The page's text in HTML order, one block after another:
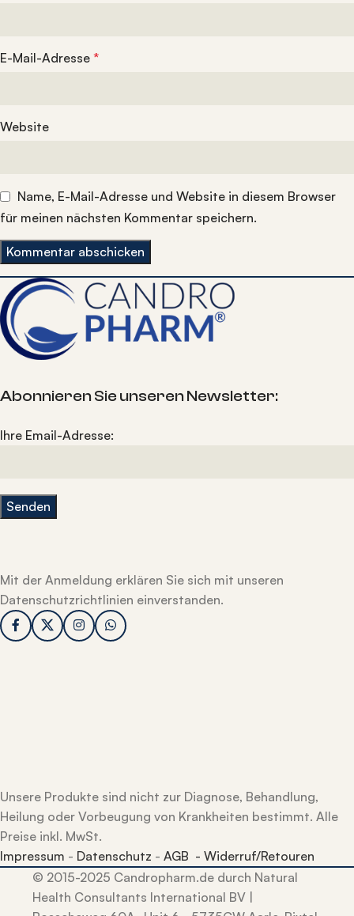
E-Mail-Adresse *
Website
Name, E-Mail-Adresse und Website in diesem Browser
für meinen nächsten Kommentar speichern.
Abonnieren Sie unseren Newsletter:
Ihre Email-Adresse:
Mit der Anmeldung erklären Sie sich mit unseren
Datenschutzrichtlinien einverstanden.
Unsere Produkte sind nicht zur Diagnose, Behandlung,
Heilung oder Vorbeugung von Krankheiten bestimmt. Alle
Preise inkl. MwSt.
Impressum - Datenschutz - AGB - Widerruf/Retouren
© 2015-2025 Candropharm.de durch Natural
Health Consultants International BV |